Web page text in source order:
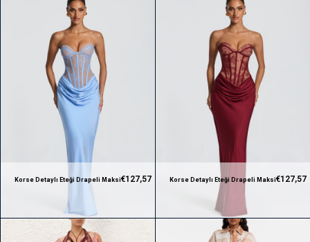
Korse Detaylı Eteği Drapeli Maksi€127,57
Korse Detaylı Eteği Drapeli Maksi
Tasarım Bordo Elbise
€127,57